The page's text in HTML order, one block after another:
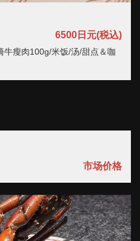
6500日元(税込)
牛瘦肉100g/米饭/汤/甜点＆咖
市场价格